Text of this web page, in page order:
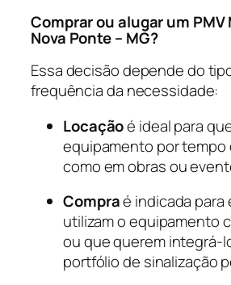
Comprar ou alugar um PMV
Nova Ponte – MG?
Essa decisão depende do
frequência da necessidade:
Locaçãoé ideal para
equipamento por tempo
como em obras ou
Compraé indicada para
utilizam o equipamento
ou que querem integrá-
portfólio de sinalização